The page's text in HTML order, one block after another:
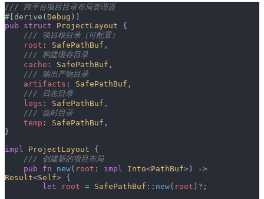
/// 跨平台项目目录布局管理器
#[derive( Debug )]
pub struct ProjectLayout {
    /// 项目根目录（可配置）
    root
: SafePathBuf ,
    /// 构建缓存目录
    cache
: SafePathBuf ,
    /// 输出产物目录
    artifacts
: SafePathBuf ,
    /// 日志目录
    logs
: SafePathBuf ,
    /// 临时目录
    temp
: SafePathBuf ,
}
impl ProjectLayout {
    /// 创建新的项目布局
    pub
fn new( root : impl Into<PathBuf
Result<Self> {
        let
root = SafePathBuf :: new( root )?;